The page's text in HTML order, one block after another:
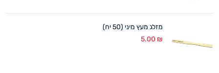
מזלג מעץ מיני (50 יח)
5.00 ₪